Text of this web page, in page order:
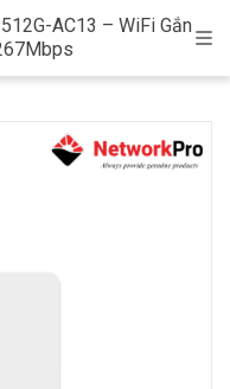
AC13 – WiFi Gắn